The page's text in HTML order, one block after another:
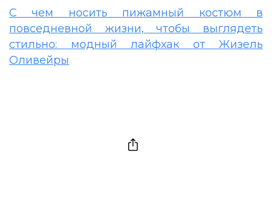
Счем носить пижамный костюм в
повседневной жизни, чтобы выглядеть
стильно: модный лайфхак от Жизель
Оливейры